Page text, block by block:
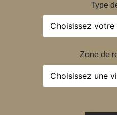
Type
Zone de